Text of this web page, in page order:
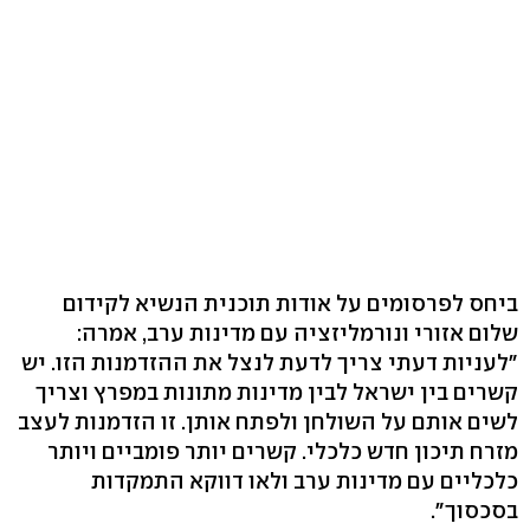
ביחס לפרסומים על אודות תוכנית הנשיא לקידום
שלום אזורי ונורמליזציה עם מדינות ערב, אמרה:
"לעניות דעתי צריך לדעת לנצל את ההזדמנות הזו. יש
קשרים בין ישראל לבין מדינות מתונות במפרץ וצריך
לשים אותם על השולחן ולפתח אותן. זו הזדמנות לעצב
מזרח תיכון חדש כלכלי. קשרים יותר פומביים ויותר
כלכליים עם מדינות ערב ולאו דווקא התמקדות
בסכסוך".